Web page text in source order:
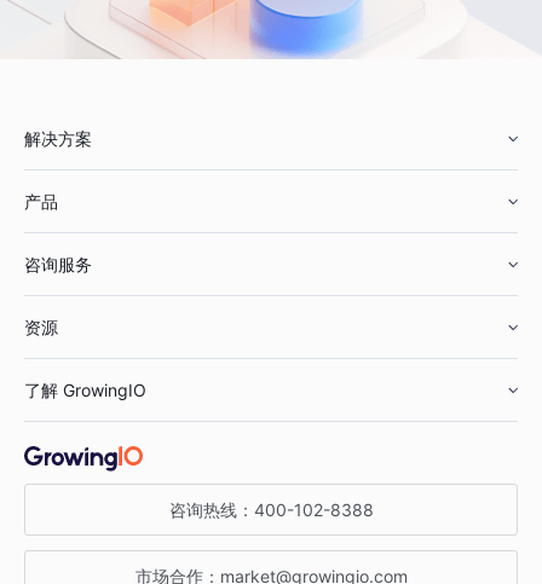
解决方案
鞋服行业
汽车行业
金融行业
产品
智能运营
获客分析
咨询服务
资源
增长公开课
增长博客
了解 GrowingIO
关于 GrowingIO
增长大会
咨询热线： 400-102-8388
市场合作： market@growingio.com